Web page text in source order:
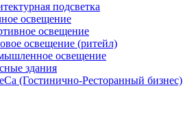
подсветка
освещение
освещение
освещение (ритейл)
освещение
здания
(Гостинично-Ресторанный бизнес)